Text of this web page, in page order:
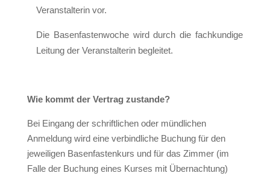
Veranstalterin vor.
Die Basenfastenwoche wird durch die fachkundige
Leitung der Veranstalterin begleitet.
Wie kommt der Vertrag zustande?
Bei Eingang der schriftlichen oder mündlichen
Anmeldung wird eine verbindliche Buchung für den
jeweiligen Basenfastenkurs und für das Zimmer (im
Falle der Buchung eines Kurses mit Übernachtung)